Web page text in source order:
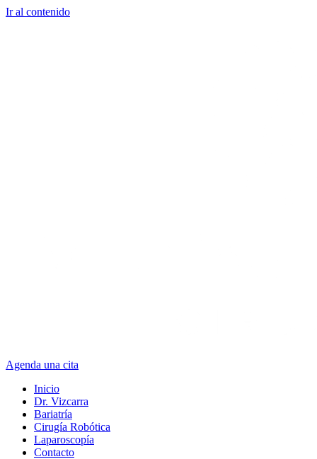
Ir al contenido
Agenda una cita
Inicio
Dr. Vizcarra
Bariatría
Cirugía Robótica
Laparoscopía
Contacto